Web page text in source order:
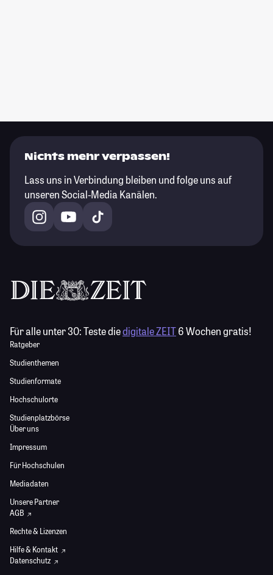
Nichts mehr verpassen!
Lass uns in Verbindung bleiben und folge uns auf
unseren Social-Media Kanälen.
Für alle unter 30:Teste diedigitale ZEIT6 Wochen gratis!
Ratgeber
Studienthemen
Studienformate
Hochschulorte
Studienplatzbörse
Über uns
Impressum
Für Hochschulen
Mediadaten
Unsere Partner
AGB
Rechte & Lizenzen
Hilfe & Kontakt
Datenschutz